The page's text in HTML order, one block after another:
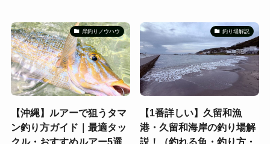
岸釣りノウハウ
【沖縄】ルアーで狙うタマ
ン釣り方ガイド｜最適タッ
クル・おすすめルアー5選
釣り場解説
【1番詳しい】久留和漁
港・久留和海岸の釣り場解
説！（釣れる魚・釣り方・